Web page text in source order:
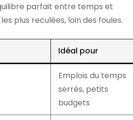
parfait entre temps et
plus reculées, loin des foules.
Idéal pour
Emplois du temps
serrés, petits
budgets